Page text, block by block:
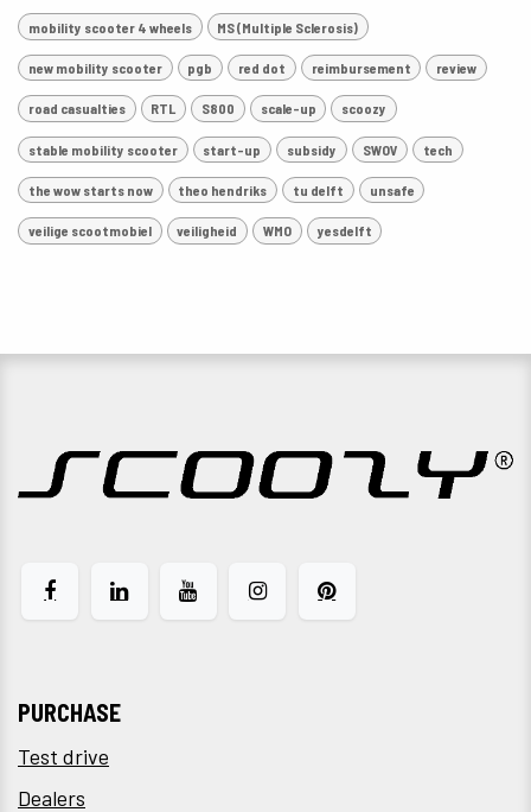
mobility scooter 4 wheels MS (Multiple Sclerosis)
new mobility scooter pgb red dot reimbursement review
road casualties RTL S800 scale-up scoozy
stable mobility scooter start-up subsidy SWOV tech
the wow starts now theo hendriks tu delft unsafe
veilige scootmobiel veiligheid WMO yesdelft
PURCHASE
Test drive
Dealers